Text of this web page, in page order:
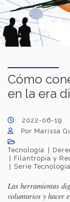
Cómo
en la era
2022-06-19
Por Marissa
Tecnología
Filantropía y
Serie
Las herramientas
voluntarios y hacer